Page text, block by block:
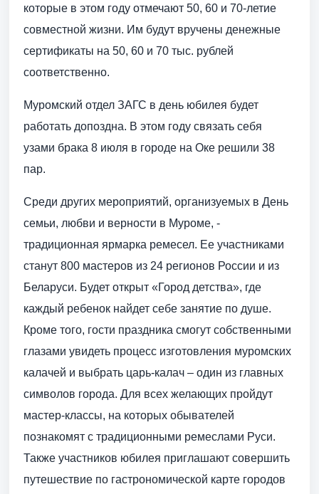
которые в этом году отмечают 50, 60 и 70-летие
совместной жизни. Им будут вручены денежные
сертификаты на 50, 60 и 70 тыс. рублей
соответственно.
Муромский отдел ЗАГС в день юбилея будет
работать допоздна. В этом году связать себя
узами брака 8 июля в городе на Оке решили 38
пар.
Среди других мероприятий, организуемых в День
семьи, любви и верности в Муроме, -
традиционная ярмарка ремесел. Ее участниками
станут 800 мастеров из 24 регионов России и из
Беларуси. Будет открыт «Город детства», где
каждый ребенок найдет себе занятие по душе.
Кроме того, гости праздника смогут собственными
глазами увидеть процесс изготовления муромских
калачей и выбрать царь-калач – один из главных
символов города. Для всех желающих пройдут
мастер-классы, на которых обывателей
познакомят с традиционными ремеслами Руси.
Также участников юбилея приглашают совершить
путешествие по гастрономической карте городов